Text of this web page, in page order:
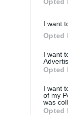
I want
Opted
I want
Opted
I want
of my
was
Opted
siège à taux de